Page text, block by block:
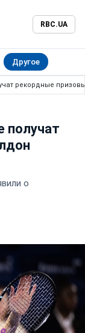
RBC.UA
Другое
рекордные
получат
о